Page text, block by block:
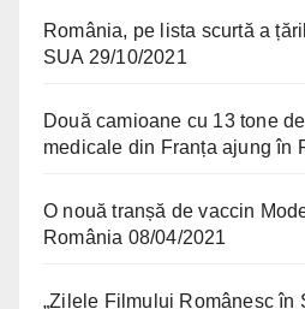
România, pe lista scurtă a
SUA 29/10/2021
Două camioane cu 13 tone
medicale din Franța ajung în
O nouă tranșă de vaccin
România 08/04/2021
„Zilele Filmului Românesc în